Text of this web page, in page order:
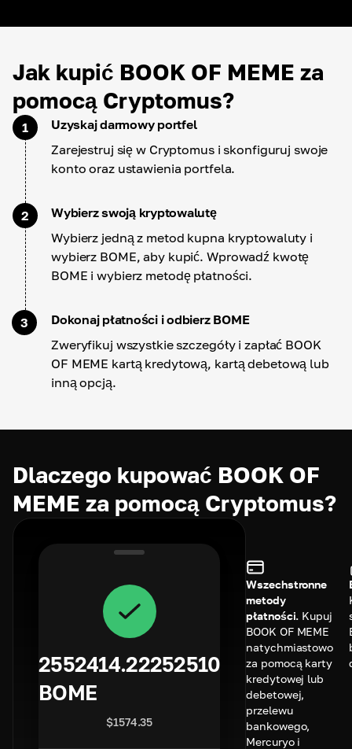
Jak kupić BOOK OF MEME za
pomocą Cryptomus?
1
Uzyskaj darmowy portfel
Zarejestruj się w Cryptomus i skonfiguruj swoje
konto oraz ustawienia portfela.
2
Wybierz swoją kryptowalutę
Wybierz jedną z metod kupna kryptowaluty i
wybierz BOME, aby kupić. Wprowadź kwotę
BOME i wybierz metodę płatności.
3
Dokonaj płatności i odbierz BOME
Zweryfikuj wszystkie szczegóły i zapłać BOOK
OF MEME kartą kredytową, kartą debetową lub
inną opcją.
Dlaczego kupować BOOK OF
MEME za pomocą Cryptomus?
2552414.22252510
BOME
$1574.35
Wszechstronne
metody
płatności. Kupuj
BOOK OF MEME
natychmiastowo
za pomocą karty
kredytowej lub
debetowej,
przelewu
bankowego,
Mercuryo i